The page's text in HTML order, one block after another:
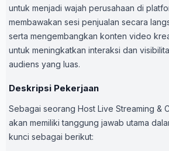
untuk menjadi wajah perusahaan di
membawakan sesi penjualan secara
serta mengembangkan konten video
untuk meningkatkan interaksi dan
audiens yang luas.
Deskripsi Pekerjaan
Sebagai seorang Host Live Streaming &
akan memiliki tanggung jawab utama
kunci sebagai berikut: